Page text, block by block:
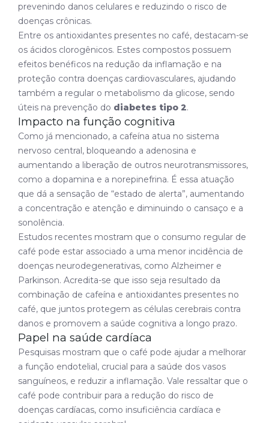
prevenindo danos celulares e reduzindo o risco de
doenças crônicas.
Entre os antioxidantes presentes no café, destacam-se
os ácidos clorogênicos. Estes compostos possuem
efeitos benéficos na redução da inflamação e na
proteção contra doenças cardiovasculares, ajudando
também a regular o metabolismo da glicose, sendo
úteis na prevenção do diabetes tipo 2.
Impacto na função cognitiva
Como já mencionado, a cafeína atua no sistema
nervoso central, bloqueando a adenosina e
aumentando a liberação de outros neurotransmissores,
como a dopamina e a norepinefrina. É essa atuação
que dá a sensação de “estado de alerta”, aumentando
a concentração e atenção e diminuindo o cansaço e a
sonolência.
Estudos recentes mostram que o consumo regular de
café pode estar associado a uma menor incidência de
doenças neurodegenerativas, como Alzheimer e
Parkinson. Acredita-se que isso seja resultado da
combinação de cafeína e antioxidantes presentes no
café, que juntos protegem as células cerebrais contra
danos e promovem a saúde cognitiva a longo prazo.
Papel na saúde cardíaca
Pesquisas mostram que o café pode ajudar a melhorar
a função endotelial, crucial para a saúde dos vasos
sanguíneos, e reduzir a inflamação. Vale ressaltar que o
café pode contribuir para a redução do risco de
doenças cardíacas, como insuficiência cardíaca e